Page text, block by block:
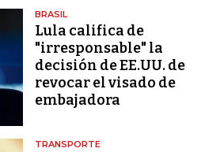
BRASIL
Lula califica de
"irresponsable" la
decisión de EE.UU. de
revocar el visado de
embajadora
TRANSPORTE